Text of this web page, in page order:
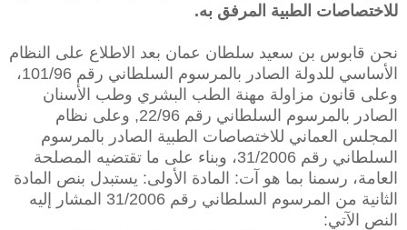
للاختصاصات الطبية المرفق به.
نحن قابوس بن سعيد سلطان عمان بعد الاطلاع على النظام
الأساسي للدولة الصادر بالمرسوم السلطاني رقم 101/96،
وعلى قانون مزاولة مهنة الطب البشري وطب الأسنان
الصادر بالمرسوم السلطاني رقم 22/96, وعلى نظام
المجلس العماني للاختصاصات الطبية الصادر بالمرسوم
السلطاني رقم 31/2006، وبناء على ما تقتضيه المصلحة
العامة، رسمنا بما هو آت: المادة الأولى: يستبدل بنص المادة
الثانية من المرسوم السلطاني رقم 31/2006 المشار إليه
النص الآتي: